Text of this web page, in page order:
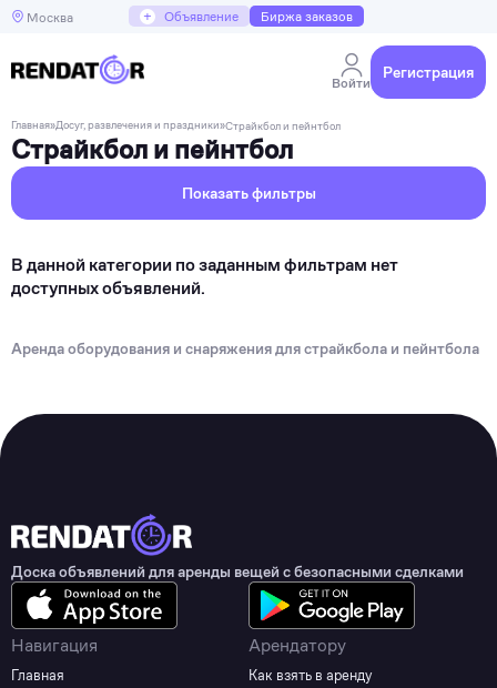
Москва + Объявление Биржа заказов
Войти
Регистрация
Главная»Досуг, развлечения и праздники»Страйкбол и пейнтбол
Страйкбол и пейнтбол
Показать фильтры
В данной категории по заданным фильтрам нет
доступных объявлений.
Аренда оборудования и снаряжения для страйкбола и пейнтбола
Доска объявлений для аренды вещей с безопасными сделками
Навигация
Главная
Арендатору
Как взять в аренду